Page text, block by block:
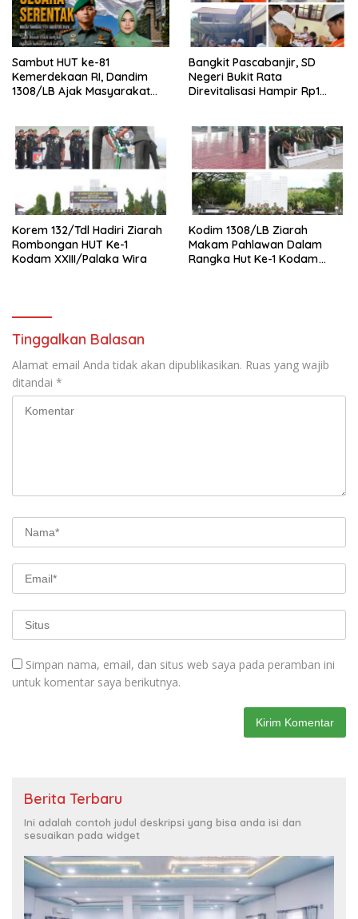
Sambut HUT ke-81
Kemerdekaan RI, Dandim
1308/LB Ajak Masyarakat
Bangkit Pascabanjir, SD
Negeri Bukit Rata
Direvitalisasi Hampir Rp1
Standar K3
Korem 132/Tdl Hadiri Ziarah
Rombongan HUT Ke-1
Kodam XXIII/Palaka Wira
Kodim 1308/LB Ziarah
Makam Pahlawan Dalam
Rangka Hut Ke-1 Kodam
Tinggalkan Balasan
Alamat email Anda tidak akan dipublikasikan. Ruas yang wajib
ditandai *
Simpan nama, email, dan situs web saya pada peramban ini
untuk komentar saya berikutnya.
Berita Terbaru
Ini adalah contoh judul deskripsi yang bisa anda isi dan
sesuaikan pada widget